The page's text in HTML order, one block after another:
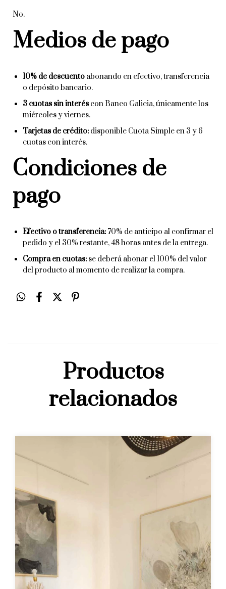
No.
Medios de pago
10% de descuento abonando en efectivo, transferencia
o depósito bancario.
3 cuotas sin interés con Banco Galicia, únicamente los
miércoles y viernes.
Tarjetas de crédito: disponible Cuota Simple en 3 y 6
cuotas con interés.
Condiciones de
pago
Efectivo o transferencia: 70% de anticipo al confirmar el
pedido y el 30% restante, 48 horas antes de la entrega.
Compra en cuotas: se deberá abonar el 100% del valor
del producto al momento de realizar la compra.
Productos
relacionados